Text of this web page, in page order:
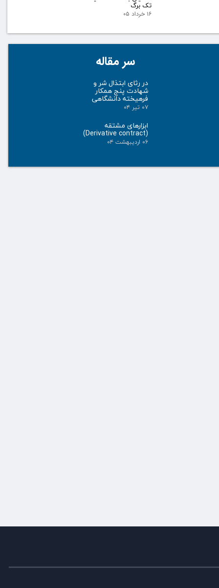
تک برگ
۱۶ خرداد ۰۵
سر مقاله
در رثای ابتذال شر و
شهادت پنج همکار
فرهیخته دانشگاهی
۰۷ تیر ۰۴
ابزارهای مشتقه
(Derivative contract)
۰۶ اردیبهشت ۰۴